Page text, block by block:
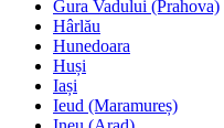
Gura Vadului (Prahova)
Hârlău
Hunedoara
Huși
Iași
Ieud (Maramureș)